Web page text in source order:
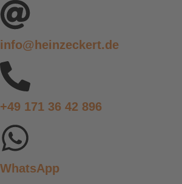
info@heinzeckert.de
+49 171 36 42 896
WhatsApp